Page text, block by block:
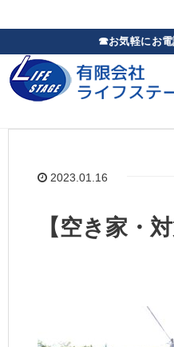
2023.01.16
【空き家・対